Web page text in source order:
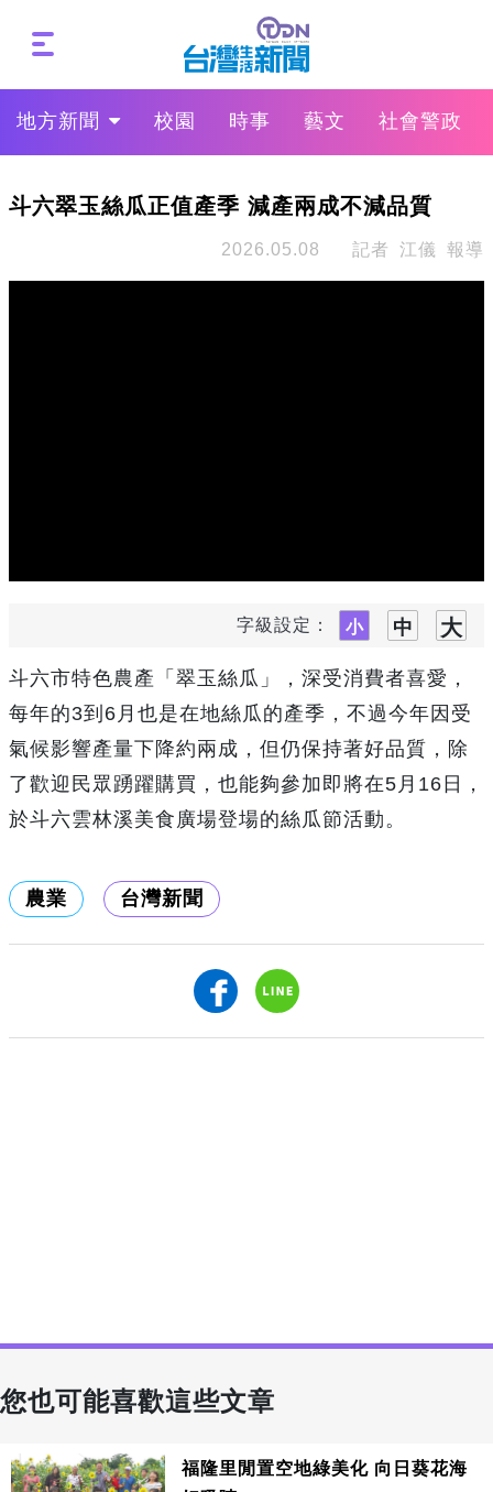
地方新聞 校園 時事 藝文 社會警政
斗六翠玉絲瓜正值產季 減產兩成不減品質
2026.05.08 記者 江儀 報導
字級設定：
斗六市特色農產「翠玉絲瓜」，深受消費者喜愛，
每年的3到6月也是在地絲瓜的產季，不過今年因受
氣候影響產量下降約兩成，但仍保持著好品質，除
了歡迎民眾踴躍購買，也能夠參加即將在5月16日，
於斗六雲林溪美食廣場登場的絲瓜節活動。
農業 台灣新聞
您也可能喜歡這些文章
福隆里閒置空地綠美化 向日葵花海